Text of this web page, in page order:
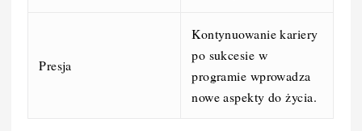
Presja
Kontynuowanie kariery
po sukcesie w
programie wprowadza
nowe aspekty do życia.